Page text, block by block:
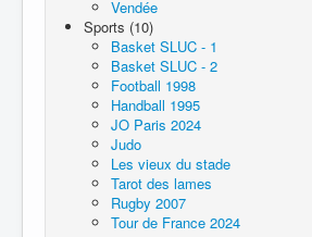
Vendée
Sports (10)
Basket SLUC - 1
Basket SLUC - 2
Football 1998
Handball 1995
JO Paris 2024
Judo
Les vieux du stade
Tarot des lames
Rugby 2007
Tour de France 2024